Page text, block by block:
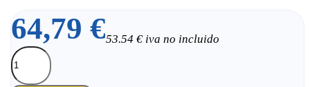
64,79 €53.54 € iva no incluido